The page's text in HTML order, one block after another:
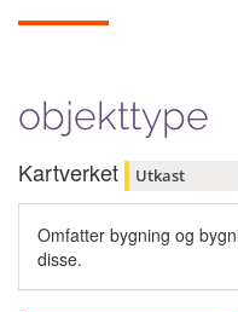
objekttype
Kartverket Utkast
Omfatter bygning og
disse.